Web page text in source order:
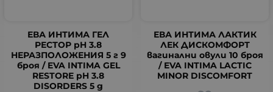
ЕВА ИНТИМА ГЕЛ
РЕСТОР pH 3.8
НЕРАЗПОЛОЖЕНИЯ 5 г 9
броя / EVA INTIMA GEL
RESTORE pH 3.8
DISORDERS 5 g
ЕВА ИНТИМА ЛАКТИК
ЛЕК ДИСКОМФОРТ
вагинални овули 10 броя
/ EVA INTIMA LACTIC
MINOR DISCOMFORT